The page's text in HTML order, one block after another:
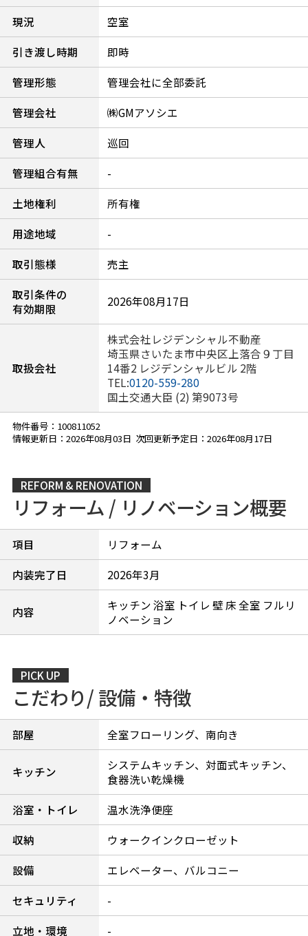
現況
空室
引き渡し時期
即時
管理形態
管理会社に全部委託
管理会社
㈱GMアソシエ
管理人
巡回
管理組合有無
-
土地権利
所有権
用途地域
-
取引態様
売主
取引条件の
有効期限
2026年08月17日
取扱会社
株式会社レジデンシャル不動産
埼玉県さいたま市中央区上落合９丁目
14番2 レジデンシャルビル 2階
TEL:0120-559-280
国土交通大臣 (2) 第9073号
物件番号：100811052
情報更新日：2026年08月03日 次回更新予定日：2026年08月17日
REFORM & RENOVATION
リフォーム / リノベーション概要
項目
リフォーム
内装完了日
2026年3月
内容
キッチン 浴室 トイレ 壁 床 全室 フルリ
ノベーション
PICK UP
こだわり/ 設備・特徴
部屋 全室フローリング、南向き
キッチン
システムキッチン、対面式キッチン、
食器洗い乾燥機
浴室・トイレ
温水洗浄便座
収納
ウォークインクローゼット
設備
エレベーター、バルコニー
セキュリティ
-
立地・環境
-